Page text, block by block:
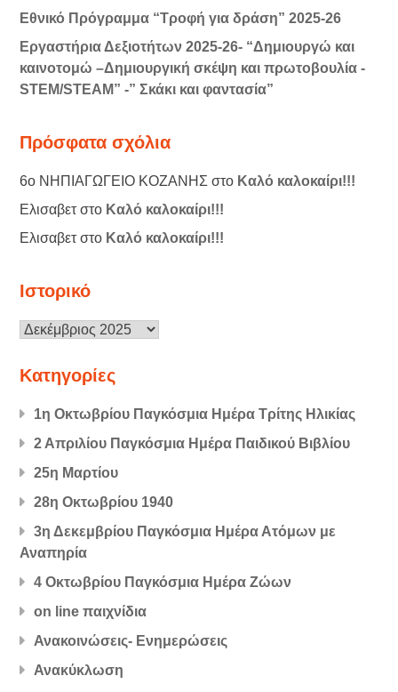
Εθνικό Πρόγραμμα “Τροφή για δράση” 2025-26
Εργαστήρια Δεξιοτήτων 2025-26- “Δημιουργώ και
καινοτομώ –Δημιουργική σκέψη και πρωτοβουλία -
STEM/STEAM” -” Σκάκι και φαντασία”
Πρόσφατα σχόλια
6ο ΝΗΠΙΑΓΩΓΕΙΟ ΚΟΖΑΝΗΣ στο Καλό καλοκαίρι!!!
Ελισαβετστο Καλό καλοκαίρι!!!
Ελισαβετστο Καλό καλοκαίρι!!!
Ιστορικό
Ιστορικό
Kατηγορίες
1η Οκτωβρίου Παγκόσμια Ημέρα Τρίτης Ηλικίας
2 Απριλίου Παγκόσμια Ημέρα Παιδικού Βιβλίου
25η Μαρτίου
28η Οκτωβρίου 1940
3η Δεκεμβρίου Παγκόσμια Ημέρα Ατόμων με
Αναπηρία
4 Οκτωβρίου Παγκόσμια Ημέρα Ζώων
on line παιχνίδια
Ανακοινώσεις- Ενημερώσεις
Ανακύκλωση